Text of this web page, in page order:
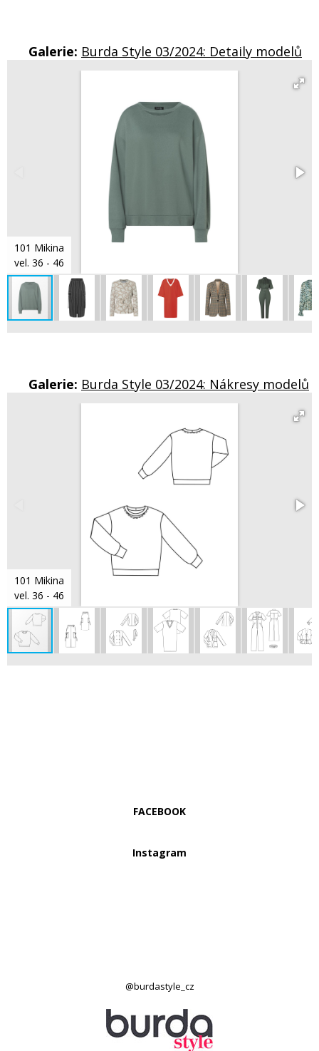
Galerie: Burda Style 03/2024: Detaily modelů
101 Mikina
vel. 36 - 46
Galerie: Burda Style 03/2024: Nákresy modelů
101 Mikina
vel. 36 - 46
FACEBOOK
Instagram
@burdastyle_cz